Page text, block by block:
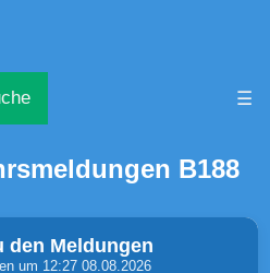
☰
B188
den Meldungen
um 12:27 08.08.2026